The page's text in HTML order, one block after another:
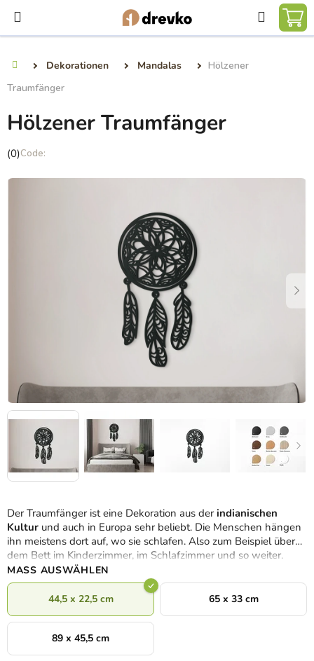
Inhalt
springen
Suchen
Dekorationen Mandalas
Hölzener
Traumfänger
Der Traumfänger ist eine Dekoration aus der indianischen
Kultur und auch in Europa sehr beliebt. Die Menschen hängen
ihn meistens dort auf, wo sie schlafen. Also zum Beispiel über
dem Bett im Kinderzimmer, im Schlafzimmer und so weiter.
MASS AUSWÄHLEN
44,5 x 22,5 cm 65 x 33 cm
89 x 45,5 cm
Hölzener Traumfänger
Die
Produktbewertung
(0)